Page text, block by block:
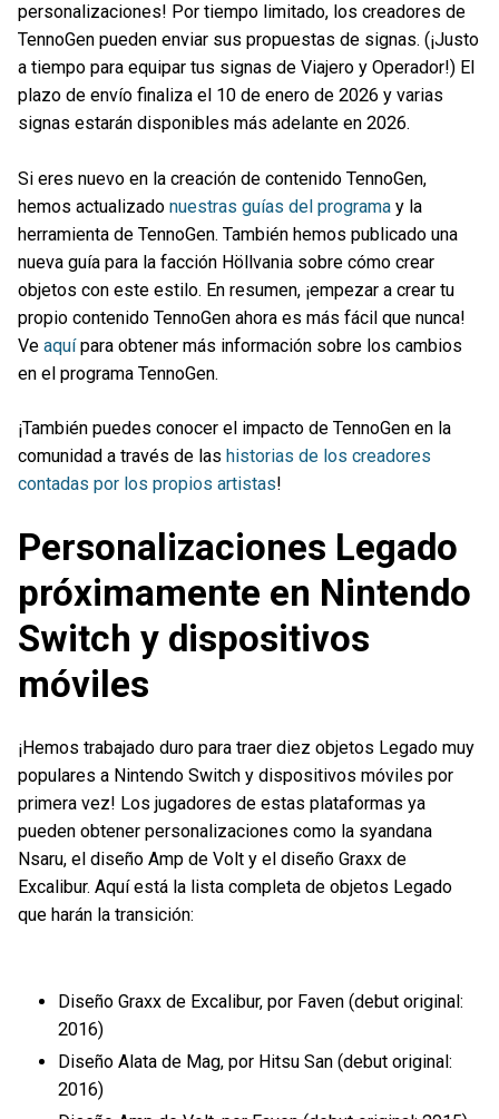
personalizaciones! Por tiempo limitado, los creadores de
TennoGen pueden enviar sus propuestas de signas. (¡Justo
a tiempo para equipar tus signas de Viajero y Operador!) El
plazo de envío finaliza el 10 de enero de 2026 y varias
signas estarán disponibles más adelante en 2026.
Si eres nuevo en la creación de contenido TennoGen,
hemos actualizado nuestras guías del programa y la
herramienta de TennoGen. También hemos publicado una
nueva guía para la facción Höllvania sobre cómo crear
objetos con este estilo. En resumen, ¡empezar a crear tu
propio contenido TennoGen ahora es más fácil que nunca!
Ve aquípara obtener más información sobre los cambios
en el programa TennoGen.
¡También puedes conocer el impacto de TennoGen en la
comunidad a través de las historias de los creadores
contadas por los propios artistas!
Personalizaciones Legado
próximamente en Nintendo
Switch y dispositivos
móviles
¡Hemos trabajado duro para traer diez objetos Legado muy
populares a Nintendo Switch y dispositivos móviles por
primera vez! Los jugadores de estas plataformas ya
pueden obtener personalizaciones como la syandana
Nsaru, el diseño Amp de Volt y el diseño Graxx de
Excalibur. Aquí está la lista completa de objetos Legado
que harán la transición:
Diseño Graxx de Excalibur, por Faven (debut original:
2016)
Diseño Alata de Mag, por Hitsu San (debut original:
2016)